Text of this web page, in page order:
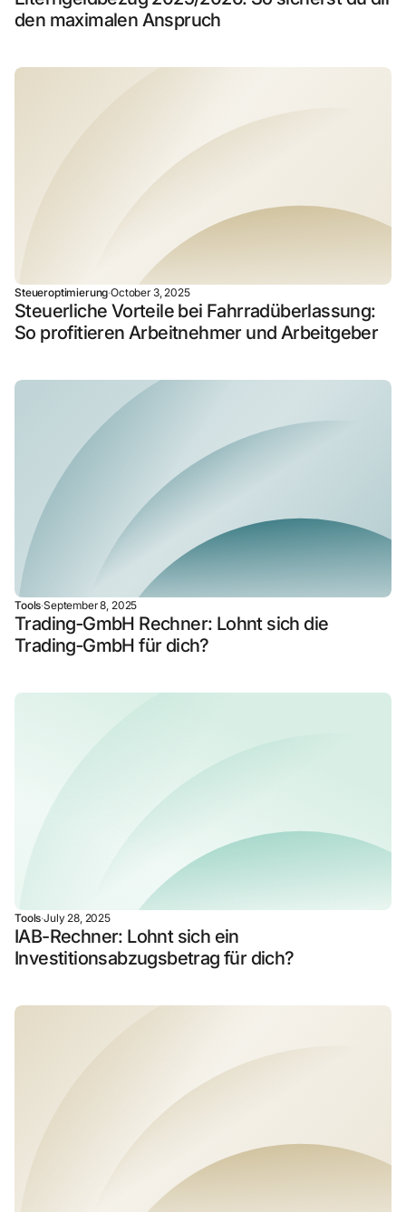
den maximalen Anspruch
Steueroptimierung·October 3, 2025
Steuerliche Vorteile bei Fahrradüberlassung:
So profitieren Arbeitnehmer und Arbeitgeber
Tools·September 8, 2025
Trading‑GmbH Rechner: Lohnt sich die
Trading‑GmbH für dich?
Tools·July 28, 2025
IAB-Rechner: Lohnt sich ein
Investitionsabzugsbetrag für dich?